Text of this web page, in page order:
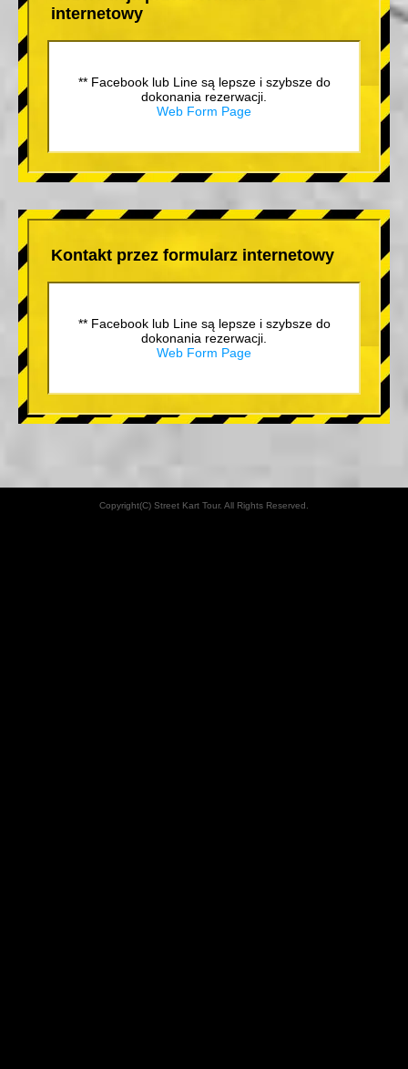
internetowy
** Facebook lub Line są lepsze i szybsze do
dokonania rezerwacji.
Web Form Page
Kontakt przez formularz internetowy
** Facebook lub Line są lepsze i szybsze do
dokonania rezerwacji.
Web Form Page
Copyright(C) Street Kart Tour. All Rights Reserved.